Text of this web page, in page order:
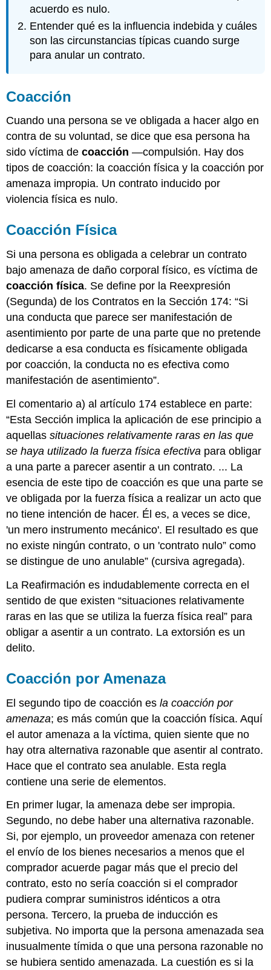
indebida
Llave
para
llevar
acuerdo es nulo.
Entender qué es la influencia indebida y cuáles
son las circunstancias típicas cuando surge
para anular un contrato.
Coacción
Cuando una persona se ve obligada a hacer algo en
contra de su voluntad, se dice que esa persona ha
sido víctima decoacción —compulsión. Hay dos
tipos de coacción: la coacción física y la coacción por
amenaza impropia. Un contrato inducido por
violencia física es nulo.
Coacción Física
Si una persona es obligada a celebrar un contrato
bajo amenaza de daño corporal físico, es víctima de
coacción física. Se define por la Reexpresión
(Segunda) de los Contratos en la Sección 174: “Si
una conducta que parece ser manifestación de
asentimiento por parte de una parte que no pretende
dedicarse a esa conducta es físicamente obligada
por coacción, la conducta no es efectiva como
manifestación de asentimiento”.
El comentario a) al artículo 174 establece en parte:
“Esta Sección implica la aplicación de ese principio a
aquellassituaciones relativamente raras en las que
se haya utilizado la fuerza física efectiva para obligar
a una parte a parecer asentir a un contrato. ... La
esencia de este tipo de coacción es que una parte se
ve obligada por la fuerza física a realizar un acto que
no tiene intención de hacer. Él es, a veces se dice,
'un mero instrumento mecánico'. El resultado es que
no existe ningún contrato, o un 'contrato nulo” como
se distingue de uno anulable” (cursiva agregada).
La Reafirmación es indudablemente correcta en el
sentido de que existen “situaciones relativamente
raras en las que se utiliza la fuerza física real” para
obligar a asentir a un contrato. La extorsión es un
delito.
Coacción por Amenaza
El segundo tipo de coacción esla coacción por
amenaza; es más común que la coacción física. Aquí
el autor amenaza a la víctima, quien siente que no
hay otra alternativa razonable que asentir al contrato.
Hace que el contrato sea anulable. Esta regla
contiene una serie de elementos.
En primer lugar, la amenaza debe ser impropia.
Segundo, no debe haber una alternativa razonable.
Si, por ejemplo, un proveedor amenaza con retener
el envío de los bienes necesarios a menos que el
comprador acuerde pagar más que el precio del
contrato, esto no sería coacción si el comprador
pudiera comprar suministros idénticos a otra
persona. Tercero, la prueba de inducción es
subjetiva. No importa que la persona amenazada sea
inusualmente tímida o que una persona razonable no
se hubiera sentido amenazada. La cuestión es si la